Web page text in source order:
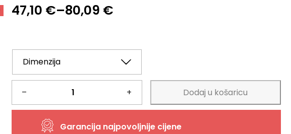
47,10 €–80,09 €
Raspon
47,10 €
do
80,09 €
–
Tepih
Viva
+ Dodaj u košaricu
Garancija najpovoljnije cijene